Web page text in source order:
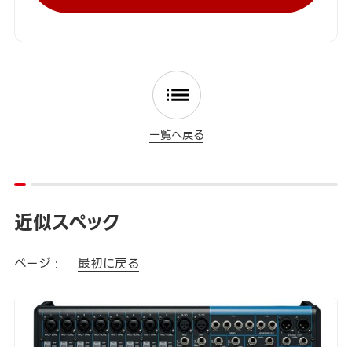
一覧へ戻る
近似スペック
ページ : 最初に戻る